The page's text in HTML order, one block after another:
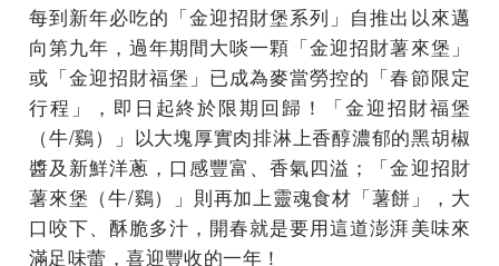
每到新年必吃的「金迎招財堡系列」自推出以來邁
向第九年，過年期間大啖一顆「金迎招財薯來堡」
或「金迎招財福堡」已成為麥當勞控的「春節限定
行程」，即日起終於限期回歸！「金迎招財福堡
（牛/鷄）」以大塊厚實肉排淋上香醇濃郁的黑胡椒
醬及新鮮洋蔥，口感豐富、香氣四溢；「金迎招財
薯來堡（牛/鷄）」則再加上靈魂食材「薯餅」，大
口咬下、酥脆多汁，開春就是要用這道澎湃美味來
滿足味蕾，喜迎豐收的一年！